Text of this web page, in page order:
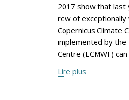
2017 show that last
row of exceptionally
Copernicus Climate
implemented by the
Centre (ECMWF) can
Lire plus